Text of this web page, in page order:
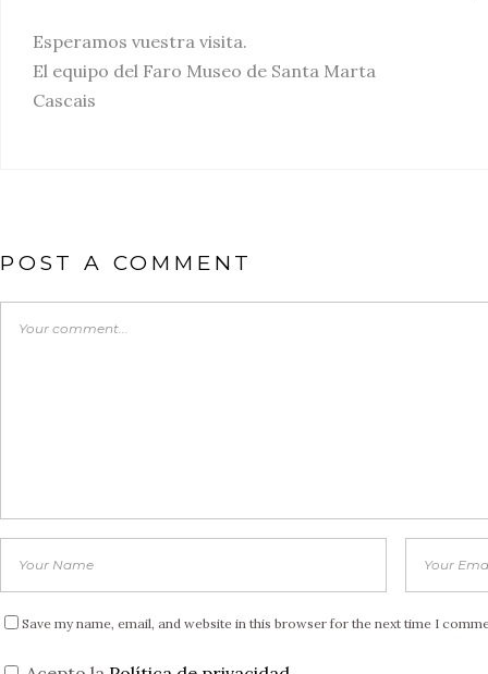
Esperamos vuestra visita.
El equipo del Faro Museo de Santa Marta
Cascais
POST A COMMENT
Save my name, email, and website in this browser for the next time I